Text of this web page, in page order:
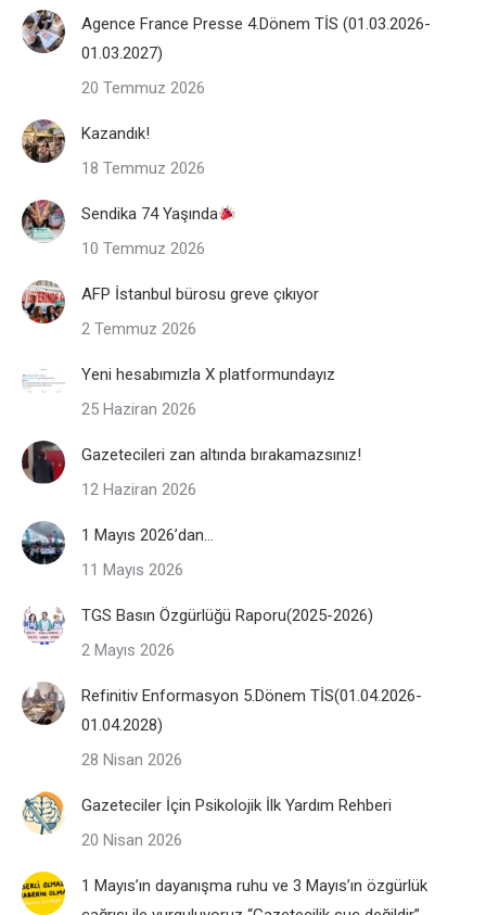
Agence France Presse 4.Dönem TİS (01.03.2026-
01.03.2027)
20 Temmuz 2026
Kazandık!
18 Temmuz 2026
Sendika 74 Yaşında
10 Temmuz 2026
AFP İstanbul bürosu greve çıkıyor
2 Temmuz 2026
Yeni hesabımızla X platformundayız
25 Haziran 2026
Gazetecileri zan altında bırakamazsınız!
12 Haziran 2026
1 Mayıs 2026’dan…
11 Mayıs 2026
TGS Basın Özgürlüğü Raporu(2025-2026)
2 Mayıs 2026
Refinitiv Enformasyon 5.Dönem TİS(01.04.2026-
01.04.2028)
28 Nisan 2026
Gazeteciler İçin Psikolojik İlk Yardım Rehberi
20 Nisan 2026
1 Mayıs’ın dayanışma ruhu ve 3 Mayıs’ın özgürlük